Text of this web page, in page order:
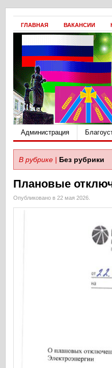
ГЛАВНАЯ ВАКАНСИИ
Администрация
В рубрике | Без рубрики
Плановые
Опубликовано в 22 мая 2026.